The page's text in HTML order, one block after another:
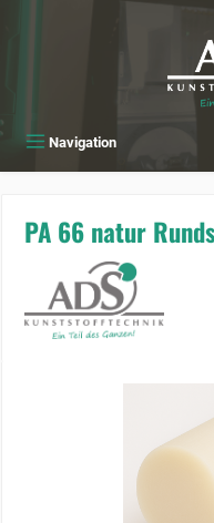
Navigation
PA 66 natur